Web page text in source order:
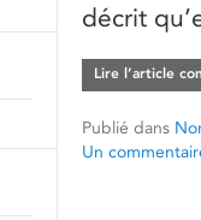
décrit
Lire l’article
Publié dans
Un